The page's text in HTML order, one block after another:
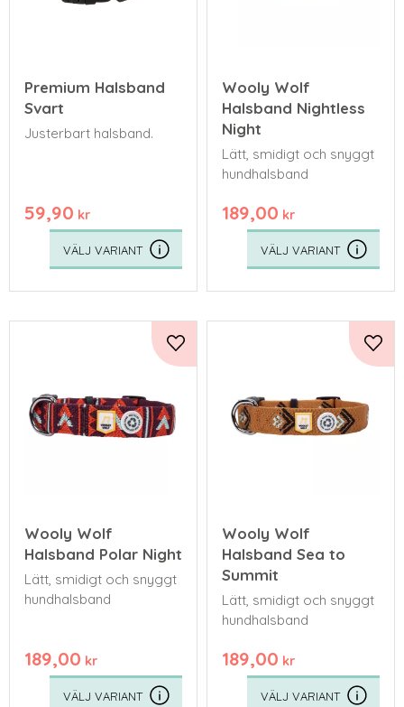
Premium Halsband
Svart
Justerbart halsband.
59,90 kr
Wooly Wolf
Halsband Nightless
Night
Lätt, smidigt och snyggt
hundhalsband
189,00 kr
Wooly Wolf
Halsband Polar Night
Lätt, smidigt och snyggt
hundhalsband
189,00 kr
Lägg till i favoriter
Wooly Wolf
Halsband Sea to
Summit
Lätt, smidigt och snyggt
hundhalsband
189,00 kr